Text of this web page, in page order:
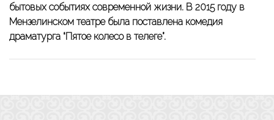
бытовых событиях современной жизни. В 2015 году в
Мензелинском театре была поставлена комедия
драматурга “Пятое колесо в телеге”.